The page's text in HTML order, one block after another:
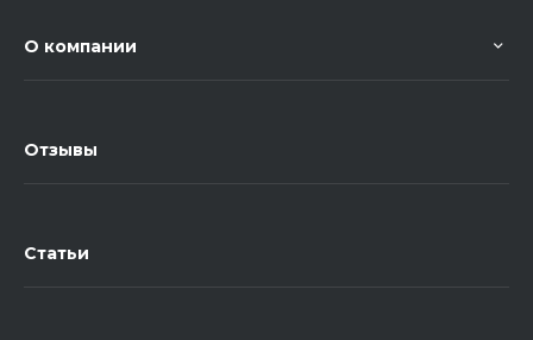
О компании
Отзывы
Статьи